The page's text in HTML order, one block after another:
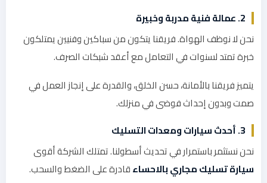
2. عمالة فنية مدربة وخبيرة
نحن لا نوظف الهواة. فريقنا يتكون من سباكين وفنيين يمتلكون
خبرة تمتد لسنوات في التعامل مع أعقد شبكات الصرف.
يتميز فريقنا بالأمانة، حسن الخلق، والقدرة على إنجاز العمل في
صمت وبدون إحداث فوضى في منزلك.
3. أحدث سيارات ومعدات التسليك
نحن نستثمر باستمرار في تحديث أسطولنا. تمتلك الشركة أقوى
سيارة تسليك مجاري بالاحساءقادرة على الضغط والسحب.